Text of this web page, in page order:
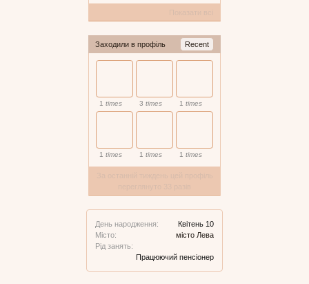
Заходили в профіль Recent
1 times 3 times 1 times
1 times 1 times 1 times
День народження:
Квітень 10
Місто:
місто Лева
Рід занять:
Працюючий пенсіонер